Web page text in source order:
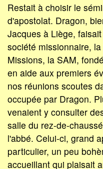
Restait à choisir le
d'apostolat. Dragon,
Jacques à Liège,
société missionnaire,
Missions, la SAM,
en aide aux premiers
nos réunions scoutes
occupée par Dragon.
venaient y consulter
salle du rez-de-
l'abbé. Celui-ci, grand
particulier, un peu
accueillant qui plaisait